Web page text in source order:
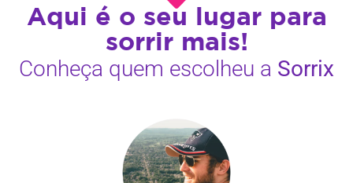
Aqui é o seu lugar para
sorrir mais!
Conheça quem escolheu a Sorrix